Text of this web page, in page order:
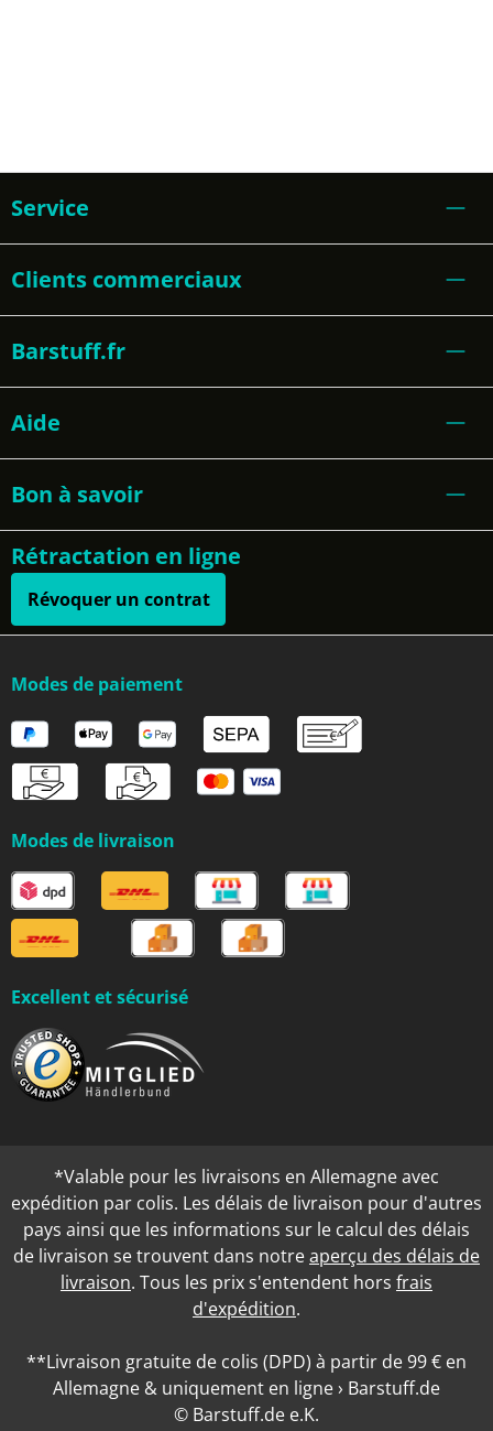
Service
Clients commerciaux
Barstuff.fr
Aide
Bon à savoir
Rétractation en ligne
Révoquer un contrat
Modes de paiement
Modes de livraison
Excellent et sécurisé
*Valable pour les livraisons en Allemagne avec
expédition par colis. Les délais de livraison pour d'autres
pays ainsi que les informations sur le calcul des délais
de livraison se trouvent dans notreaperçu des délais de
livraison. Tous les prix s'entendent hors frais
d'expédition.
**Livraison gratuite de colis (DPD) à partir de 99 € en
Allemagne & uniquement en ligne › Barstuff.de
© Barstuff.de e.K.